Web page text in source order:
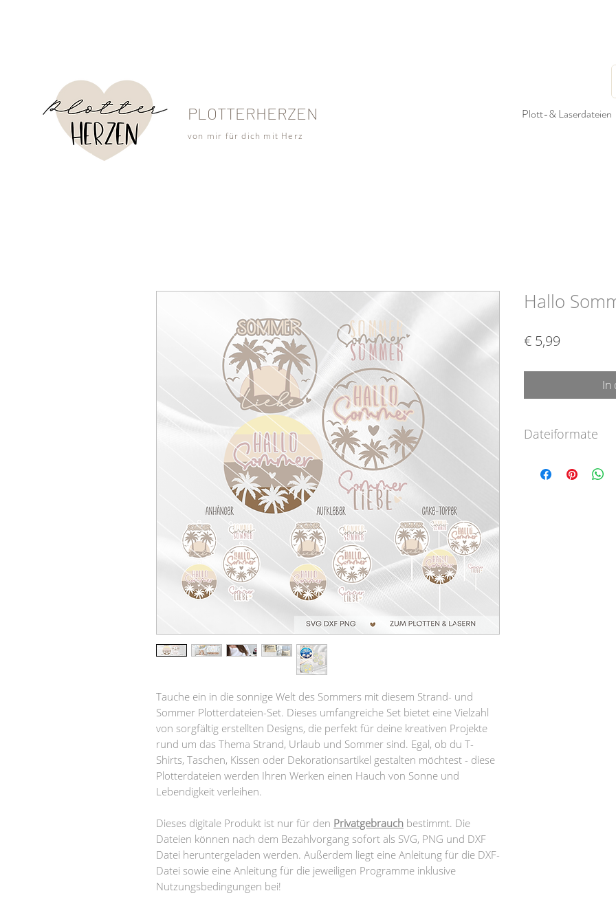
PLOTTERHERZEN
von mir für dich mit Herz
Plott-& Laserdateien
Tauche ein in die sonnige Welt des Sommers mit diesem Strand- und
Sommer Plotterdateien-Set. Dieses umfangreiche Set bietet eine Vielzahl
von sorgfältig erstellten Designs, die perfekt für deine kreativen Projekte
rund um das Thema Strand, Urlaub und Sommer sind. Egal, ob du T-
Shirts, Taschen, Kissen oder Dekorationsartikel gestalten möchtest - diese
Plotterdateien werden Ihren Werken einen Hauch von Sonne und
Lebendigkeit verleihen.
Dieses digitale Produkt ist nur für den Privatgebrauch bestimmt. Die
Dateien können nach dem Bezahlvorgang sofort als SVG, PNG und DXF
Datei heruntergeladen werden. Außerdem liegt eine Anleitung für die DXF-
Datei sowie eine Anleitung für die jeweiligen Programme inklusive
Nutzungsbedingungen bei!
Hallo
€ 5,99
In
Dateiformate
Designer